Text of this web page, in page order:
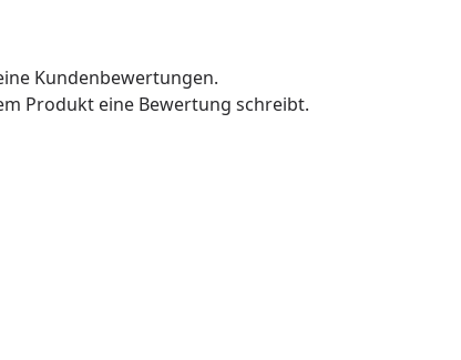
Kundenbewertungen.
Produkt eine Bewertung schreibt.